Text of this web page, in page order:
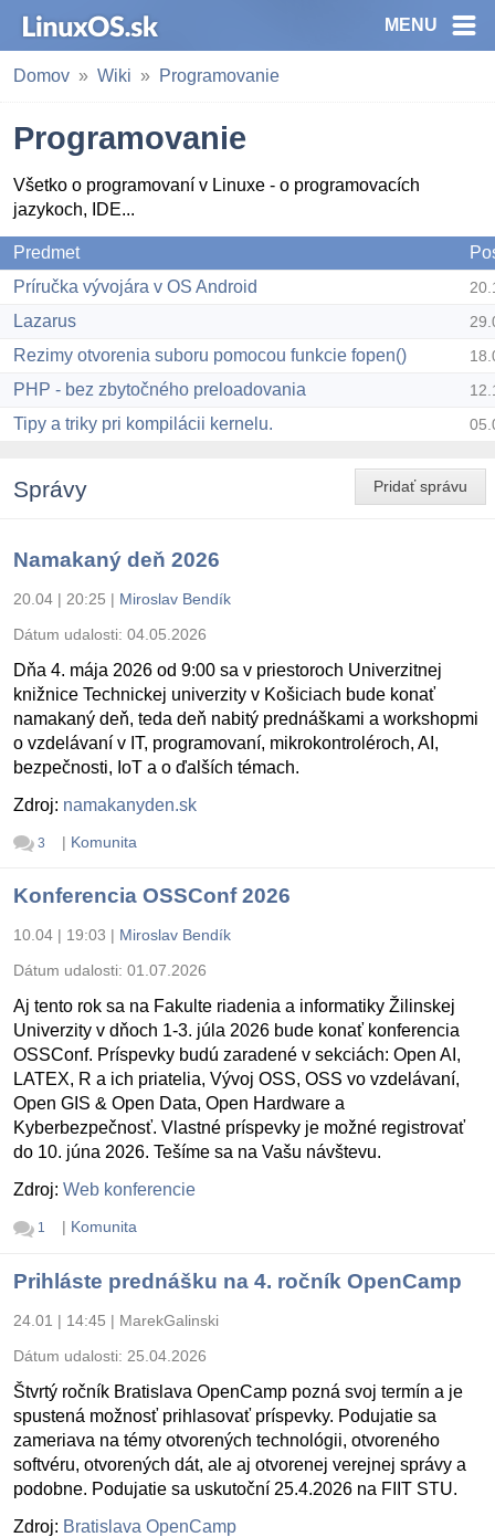
MENU
Domov Wiki Programovanie
Programovanie
Všetko o programovaní v Linuxe - o programovacích
jazykoch, IDE...
Predmet
Príručka vývojára v OS Android
Lazarus
Rezimy otvorenia suboru pomocou funkcie fopen()
PHP - bez zbytočného preloadovania
Tipy a triky pri kompilácii kernelu.
Pridať správu
Správy
Namakaný deň 2026
20.04 | 20:25 | Miroslav Bendík
Dátum udalosti: 04.05.2026
Dňa 4. mája 2026 od 9:00 sa v priestoroch Univerzitnej
knižnice Technickej univerzity v Košiciach bude konať
namakaný deň, teda deň nabitý prednáškami a workshopmi
o vzdelávaní v IT, programovaní, mikrokontroléroch, AI,
bezpečnosti, IoT a o ďalších témach.
Zdroj: namakanyden.sk
3 | Komunita
Konferencia OSSConf 2026
10.04 | 19:03 | Miroslav Bendík
Dátum udalosti: 01.07.2026
Aj tento rok sa na Fakulte riadenia a informatiky Žilinskej
Univerzity v dňoch 1-3. júla 2026 bude konať konferencia
OSSConf. Príspevky budú zaradené v sekciách: Open AI,
LATEX, R a ich priatelia, Vývoj OSS, OSS vo vzdelávaní,
Open GIS & Open Data, Open Hardware a
Kyberbezpečnosť. Vlastné príspevky je možné registrovať
do 10. júna 2026. Tešíme sa na Vašu návštevu.
Zdroj: Web konferencie
1 | Komunita
Prihláste prednášku na 4. ročník OpenCamp
24.01 | 14:45 | MarekGalinski
Dátum udalosti: 25.04.2026
Štvrtý ročník Bratislava OpenCamp pozná svoj termín a je
spustená možnosť prihlasovať príspevky. Podujatie sa
zameriava na témy otvorených technológii, otvoreného
softvéru, otvorených dát, ale aj otvorenej verejnej správy a
podobne. Podujatie sa uskutoční 25.4.2026 na FIIT STU.
Zdroj: Bratislava OpenCamp